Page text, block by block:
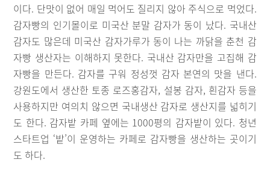
이다. 단맛이 없어 매일 먹어도 질리지 않아 주식으로 먹었다.
감자빵의 인기몰이로 미국산 분말 감자가 동이 났다. 국내산
감자도 많은데 미국산 감자가루가 동이 나는 까닭을 춘천 감
자빵 생산자는 이해하지 못한다. 국내산 감자만을 고집해 감
자빵을 만든다. 감자를 구워 정성껏 감자 본연의 맛을 낸다.
강원도에서 생산한 토종 로즈홍감자, 설봉 감자, 흰감자 등을
사용하지만 여의치 않으면 국내생산 감자로 생산지를 넓히기
도 한다. 감자밭 카페 옆에는 1000평의 감자밭이 있다. 청년
스타트업 ‘밭’이 운영하는 카페로 감자빵을 생산하는 곳이기
도 하다.